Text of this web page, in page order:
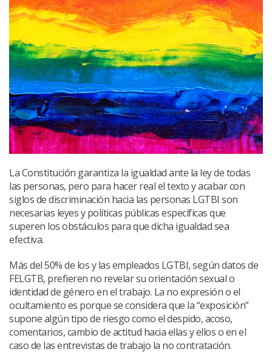
La Constitución garantiza la igualdad ante la ley de todas
las personas, pero para hacer real el texto y acabar con
siglos de discriminación hacia las personas LGTBI son
necesarias leyes y políticas públicas específicas que
superen los obstáculos para que dicha igualdad sea
efectiva.
Más del 50% de los y las empleados LGTBI, según datos de
FELGTB, prefieren no revelar su orientación sexual o
identidad de género en el trabajo. La no expresión o el
ocultamiento es porque se considera que la “exposición”
supone algún tipo de riesgo como el despido, acoso,
comentarios, cambio de actitud hacia ellas y ellos o en el
caso de las entrevistas de trabajo la no contratación.